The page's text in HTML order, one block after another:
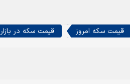
قیمت سکه امروز قیمت سکه در بازار